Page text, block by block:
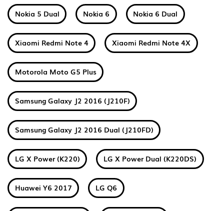
Nokia 5 Dual Nokia 6 Nokia 6 Dual
Xiaomi Redmi Note 4 Xiaomi Redmi Note 4X
Motorola Moto G5 Plus
Samsung Galaxy J2 2016 (J210F)
Samsung Galaxy J2 2016 Dual (J210FD)
LG X Power (K220) LG X Power Dual (K220DS)
Huawei Y6 2017 LG Q6